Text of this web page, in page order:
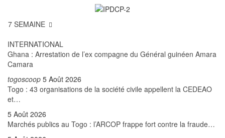
7 SEMAINE
INTERNATIONAL
Ghana : Arrestation de l’ex compagne du Général guinéen Amara
Camara
togoscoop 5 Août 2026
Togo : 43 organisations de la société civile appellent la CEDEAO
et…
5 Août 2026
Marchés publics au Togo : l’ARCOP frappe fort contre la fraude…